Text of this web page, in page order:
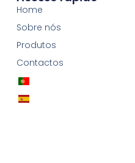
Home
Sobre nós
Produtos
Contactos